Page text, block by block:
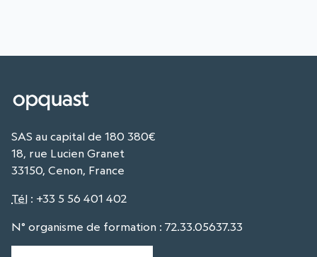
SAS au capital de 180 380€
18, rue Lucien Granet
33150, Cenon, France
Tél : +33 5 56 401 402
N° organisme de formation : 72.33.05637.33